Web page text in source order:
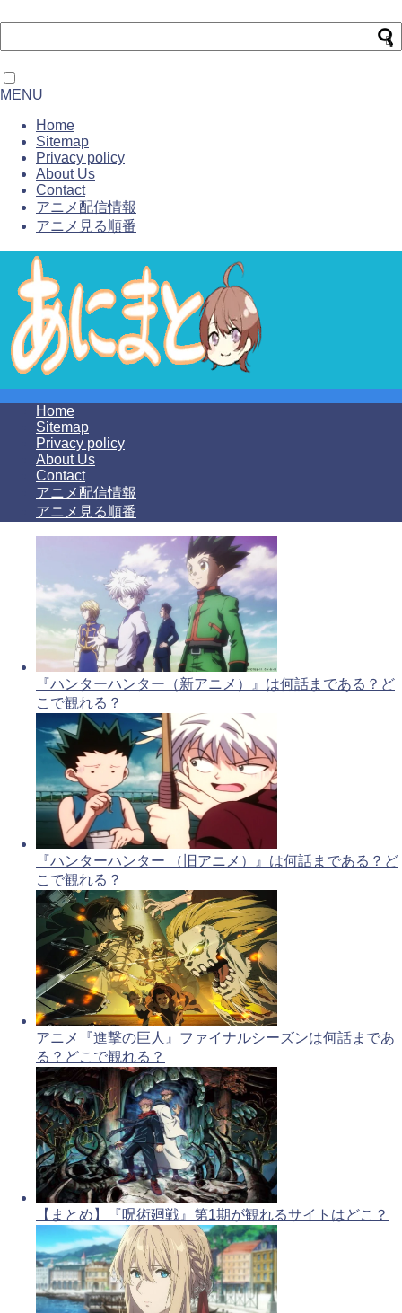
MENU
Home
Sitemap
Privacy policy
About Us
Contact
アニメ配信情報
アニメ見る順番
Home
Sitemap
Privacy policy
About Us
Contact
アニメ配信情報
アニメ見る順番
『ハンターハンター（新アニメ）』は何話まである？ど
こで観れる？
『ハンターハンター （旧アニメ）』は何話まである？ど
こで観れる？
アニメ『進撃の巨人』ファイナルシーズンは何話まであ
る？どこで観れる？
【まとめ】『呪術廻戦』第1期が観れるサイトはどこ？